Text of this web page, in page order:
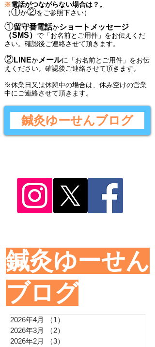
※電話がつながらない場合は？。
（①か②をご参照下さい）
①留守番電話かショートメッセージ
（SMS） で 「お名前とご用件 」 をお伝えくだ
さい。 確認後ご連絡させて頂きます。
②LINEかメールに 「お名前とご用件 」 をお伝
えください。 確認後ご連絡させて頂きます。
​※休業日又は休憩中の場合は、休み空けの営業
中にご連絡させて頂きます。
鍼灸ゆーせんブログ
​鍼灸ゆーせん
ブログ
2026年4月 （1）
2026年3月
（2）
2026年2月
（3）